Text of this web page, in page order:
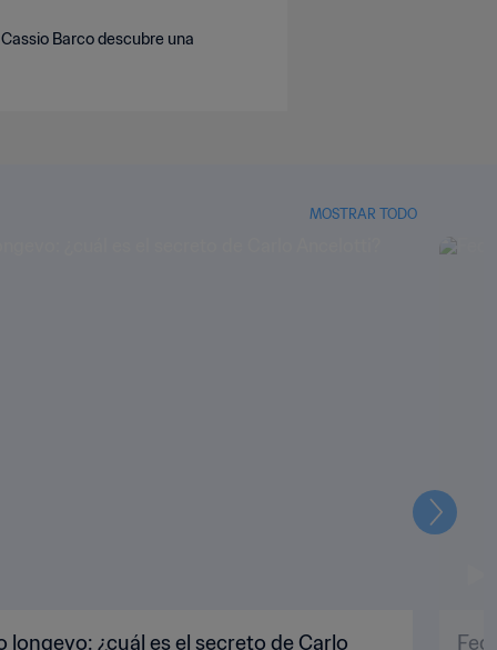
Barco descubre una
MOSTRAR TODO
¿cuál es el secreto de Carlo